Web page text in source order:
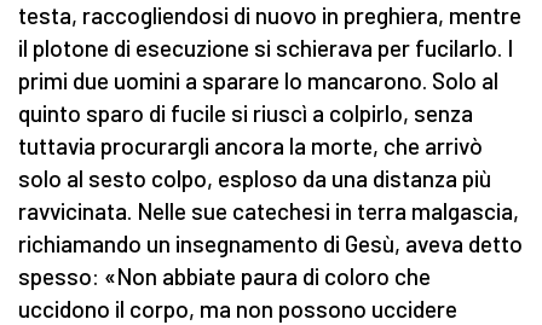
testa, raccogliendosi di nuovo in preghiera, mentre
il plotone di esecuzione si schierava per fucilarlo. I
primi due uomini a sparare lo mancarono. Solo al
quinto sparo di fucile si riuscì a colpirlo, senza
tuttavia procurargli ancora la morte, che arrivò
solo al sesto colpo, esploso da una distanza più
ravvicinata. Nelle sue catechesi in terra malgascia,
richiamando un insegnamento di Gesù, aveva detto
spesso: «Non abbiate paura di coloro che
uccidono il corpo, ma non possono uccidere